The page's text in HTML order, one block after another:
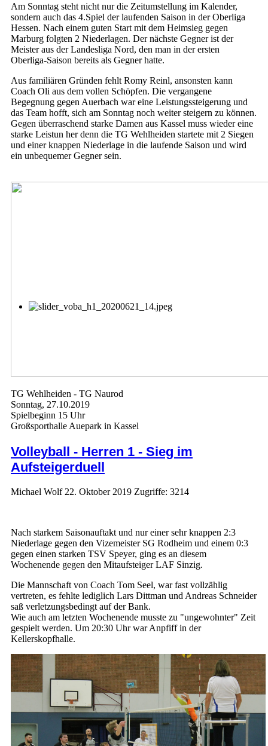
Am Sonntag steht nicht nur die Zeitumstellung im Kalender,
sondern auch das 4.Spiel der laufenden Saison in der Oberliga
Hessen. Nach einem guten Start mit dem Heimsieg gegen
Marburg folgten 2 Niederlagen. Der nächste Gegner ist der
Meister aus der Landesliga Nord, den man in der ersten
Oberliga-Saison bereits als Gegner hatte.
Aus familiären Gründen fehlt Romy Reinl, ansonsten kann
Coach Oli aus dem vollen Schöpfen. Die vergangene
Begegnung gegen Auerbach war eine Leistungssteigerung und
das Team hofft, sich am Sonntag noch weiter steigern zu können.
Gegen überraschend starke Damen aus Kassel muss wieder eine
starke Leistun her denn die TG Wehlheiden startete mit 2 Siegen
und einer knappen Niederlage in die laufende Saison und wird
ein unbequemer Gegner sein.
TG Wehlheiden - TG Naurod
Sonntag, 27.10.2019
Spielbeginn 15 Uhr
Großsporthalle Auepark in Kassel
Volleyball - Herren 1 - Sieg im
Aufsteigerduell
Michael Wolf 22. Oktober 2019 Zugriffe: 3214
Nach starkem Saisonauftakt und nur einer sehr knappen 2:3
Niederlage gegen den Vizemeister SG Rodheim und einem 0:3
gegen einen starken TSV Speyer, ging es an diesem
Wochenende gegen den Mitaufsteiger LAF Sinzig.
Die Mannschaft von Coach Tom Seel, war fast vollzählig
vertreten, es fehlte lediglich Lars Dittman und Andreas Schneider
saß verletzungsbedingt auf der Bank.
Wie auch am letzten Wochenende musste zu "ungewohnter" Zeit
gespielt werden. Um 20:30 Uhr war Anpfiff in der
Kellerskopfhalle.